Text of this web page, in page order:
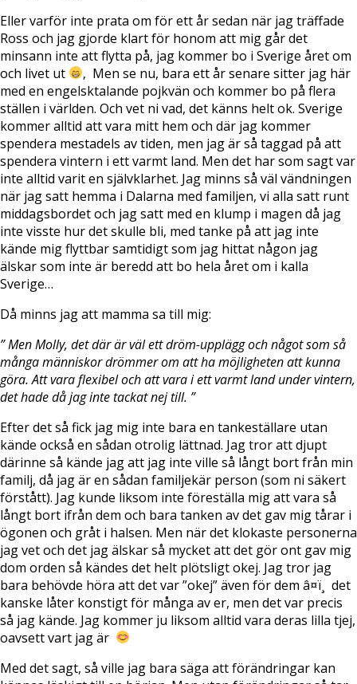
Eller varför inte prata om för ett år sedan när jag träffade
Ross och jag gjorde klart för honom att mig går det
minsann inte att flytta på, jag kommer bo i Sverige året om
och livet ut
‚ Men se nu, bara ett år senare sitter jag här
med en engelsktalande pojkvän och kommer bo på flera
ställen i världen. Och vet ni vad, det känns helt ok. Sverige
kommer alltid att vara mitt hem och där jag kommer
spendera mestadels av tiden, men jag är så taggad på att
spendera vintern i ett varmt land. Men det har som sagt var
inte alltid varit en självklarhet. Jag minns så väl vändningen
när jag satt hemma i Dalarna med familjen, vi alla satt runt
middagsbordet och jag satt med en klump i magen då jag
inte visste hur det skulle bli, med tanke på att jag inte
kände mig flyttbar samtidigt som jag hittat någon jag
älskar som inte är beredd att bo hela året om i kalla
Sverige…
Då minns jag att mamma sa till mig:
” Men Molly, det där är väl ett dröm-upplägg och något som så
många människor drömmer om att ha möjligheten att kunna
göra. Att vara flexibel och att vara i ett varmt land under vintern,
det hade då jag inte tackat nej till. ”
Efter det så fick jag mig inte bara en tankeställare utan
kände också en sådan otrolig lättnad. Jag tror att djupt
därinne så kände jag att jag inte ville så långt bort från min
familj, då jag är en sådan familjekär person (som ni säkert
förstått). Jag kunde liksom inte föreställa mig att vara så
långt bort ifrån dem och bara tanken av det gav mig tårar i
ögonen och gråt i halsen. Men när det klokaste personerna
jag vet och det jag älskar så mycket att det gör ont gav mig
dom orden så kändes det helt plötsligt okej. Jag tror jag
bara behövde höra att det var ”okej” även för dem â¤ï¸ det
kanske låter konstigt för många av er, men det var precis
så jag kände. Jag kommer ju liksom alltid vara deras lilla tjej,
oavsett vart jag är
Med det sagt, så ville jag bara säga att förändringar kan